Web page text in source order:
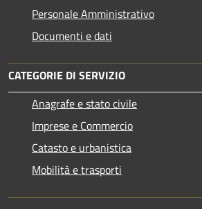
Personale Amministrativo
Documenti e dati
CATEGORIE DI SERVIZIO
Anagrafe e stato civile
Imprese e Commercio
Catasto e urbanistica
Mobilità e trasporti